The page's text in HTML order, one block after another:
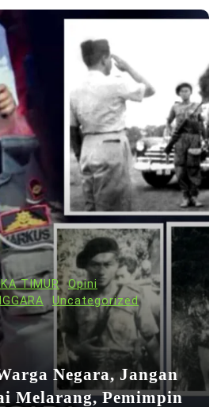
TIMUR
Opini
Uncategorized
Negara, Jangan
Melarang, Pemimpin